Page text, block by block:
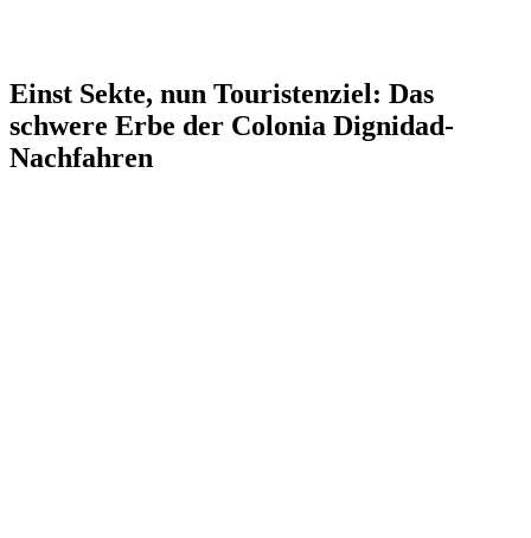
Einst Sekte, nun Touristenziel: Das
schwere Erbe der Colonia Dignidad-
Nachfahren